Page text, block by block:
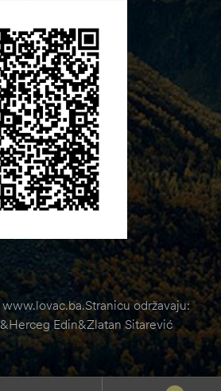
održavaju:
Edin&Zlatan Sitarević